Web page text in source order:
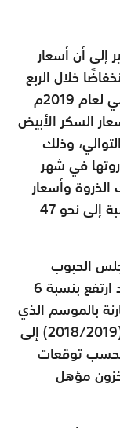
إلى أن أسعار
خلال الربع
الثالث من عام 2019م مقارنة بالربع الثاني لعام 2019م
أسعار السكر الأبيض
على التوالي، وذلك
في شهر
تلك الذروة وأسعار
شهر سبتمبر 2019م فقد انخفضت النسبة إلى نحو 47
الحبوب
العالمي إلى أن المخزون العالمي للأرز قد ارتفع بنسبة 6
الموسم (2017/2018) مقارنة بالموسم الذي
سبقه، وتشير تقديرات الموسم الحالي (2018/2019) إلى
15 بالمائة، وبحسب توقعات
فإن المخزون مؤهل